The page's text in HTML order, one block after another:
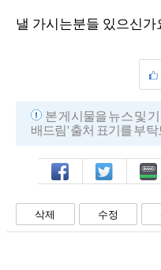
낼 가시는분들 있으신가
본 게시물을 뉴스 및
배드림' 출처 표기를 부
페북 트윗 밴드
삭제 수정